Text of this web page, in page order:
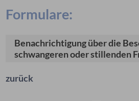
Formulare:
Benachrichtigung über die
schwangeren oder stillenden
zurück